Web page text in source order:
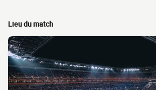
Lieu du match